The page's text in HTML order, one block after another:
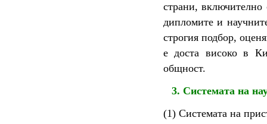
страни,
дипломите и
строгия подбор,
е доста високо в
общност.
3. Системата на
(1) Системата на